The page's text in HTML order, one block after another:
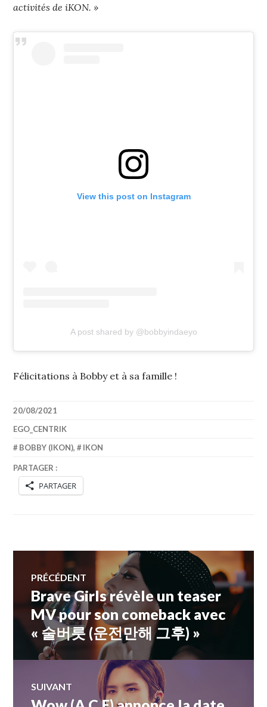
activités de iKON. »
View this post on Instagram
A post shared by @bobbyindaeyo
Félicitations à Bobby et à sa famille !
20/08/2021
EGO_CENTRIK
BOBBY (IKON), IKON
PARTAGER :
PARTAGER
Navigation
de
l’article
PRÉCÉDENT
Article
précédent :
Brave Girls révèle un teaser
MV pour son comeback avec
« 술버릇 (운전만해 그후) »
SUIVANT
Article